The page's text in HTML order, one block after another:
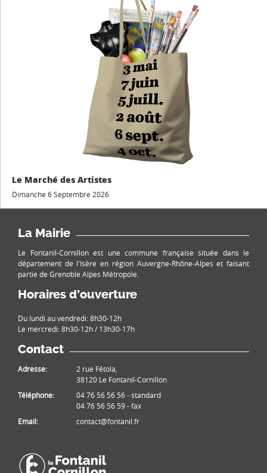
Le Marché des Artistes
Dimanche 6 Septembre 2026
La Mairie
Le Fontanil-Cornillon est une commune française située dans le
département de l'Isère en région Auvergne-Rhône-Alpes et faisant
partie de Grenoble Alpes Métropole.
Horaires d’ouverture
Du lundi au vendredi: 8h30-12h
Le mercredi: 8h30-12h / 13h30-17h
Contact
Adresse:
2 rue Fétola,
38120 Le Fontanil-Cornillon
Téléphone:
04 76 56 56 56 - standard
04 76 56 56 59 - fax
Email:
contact@fontanil.fr